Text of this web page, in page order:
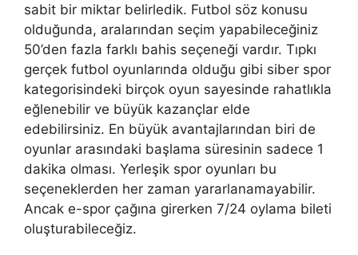
sabit bir miktar belirledik. Futbol söz konusu
olduğunda, aralarından seçim yapabileceğiniz
50’den fazla farklı bahis seçeneği vardır. Tıpkı
gerçek futbol oyunlarında olduğu gibi siber spor
kategorisindeki birçok oyun sayesinde rahatlıkla
eğlenebilir ve büyük kazançlar elde
edebilirsiniz. En büyük avantajlarından biri de
oyunlar arasındaki başlama süresinin sadece 1
dakika olması. Yerleşik spor oyunları bu
seçeneklerden her zaman yararlanamayabilir.
Ancak e-spor çağına girerken 7/24 oylama bileti
oluşturabileceğiz.